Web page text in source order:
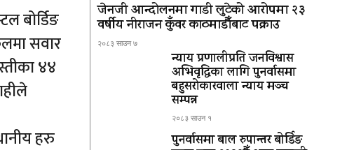
बोर्डिङ
सवार
४४
हरु
जेनजी आन्दोलनमा गाडी लुटेको आरोपमा २३
वर्षीय नीराजन कुँवर काठमाडौँबाट पक्राउ
२०८३ साउन ७
न्याय प्रणालीप्रति जनविश्वास
अभिवृद्धिका लागि पुनर्वासमा
बहुसरोकारवाला न्याय मञ्च
सम्पन्न
२०८३ साउन १
पुनर्वासमा बाल रुपान्तर बोर्डिङ